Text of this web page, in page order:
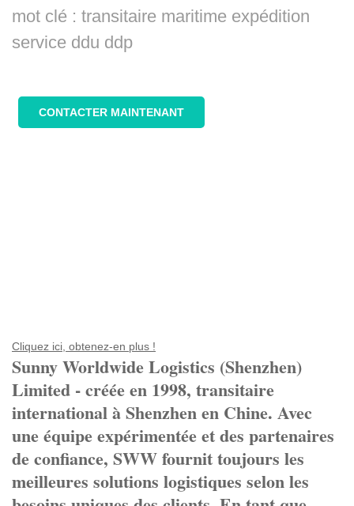
mot clé : transitaire maritime expédition
service ddu ddp
CONTACTER MAINTENANT
Cliquez ici, obtenez-en plus !
Sunny Worldwide Logistics (Shenzhen)
Limited - créée en 1998, transitaire
international à Shenzhen en Chine. Avec
une équipe expérimentée et des partenaires
de confiance, SWW fournit toujours les
meilleures solutions logistiques selon les